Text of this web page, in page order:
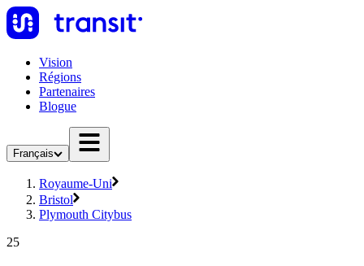
Vision
Régions
Partenaires
Blogue
Français
Royaume-Uni
Bristol
Plymouth Citybus
25